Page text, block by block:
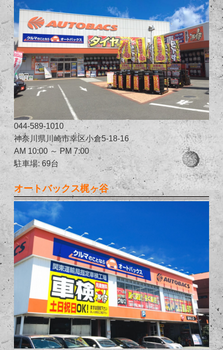
044-589-1010
神奈川県川崎市幸区小倉5-18-16
AM 10:00 ～ PM 7:00
駐車場: 69台
オートバックス梶ヶ谷